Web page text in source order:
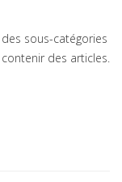
sous-catégories
des articles.